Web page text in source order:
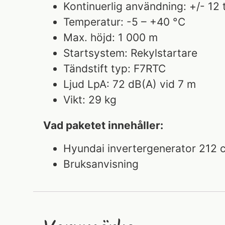
Kontinuerlig användning: +/- 12
Temperatur: -5 – +40 °C
Max. höjd: 1 000 m
Startsystem: Rekylstartare
Tändstift typ: F7RTC
Ljud LpA: 72 dB(A) vid 7 m
Vikt: 29 kg
Vad paketet innehåller:
Hyundai invertergenerator 212
Bruksanvisning